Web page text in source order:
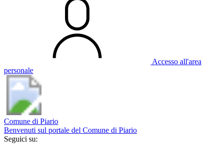
Accesso all'area
personale
Comune di Piario
Benvenuti sul portale del Comune di Piario
Seguici su: